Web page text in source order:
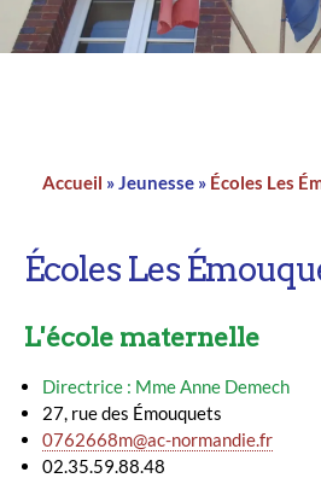
Accueil Jeunesse Écoles Les
Écoles Les
L'école maternelle
Directrice : Mme Anne Demech
27, rue des Émouquets
0762668m@ac-normandie.fr
02.35.59.88.48